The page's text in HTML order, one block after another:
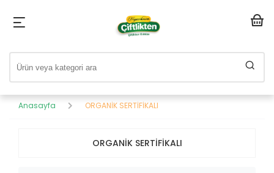
Anasayfa ORGANİK SERTİFİKALI
ORGANİK SERTİFİKALI